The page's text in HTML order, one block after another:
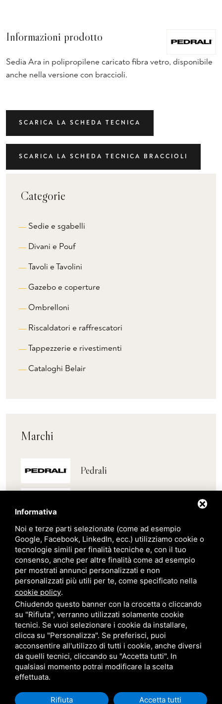
Informazioni prodotto
Sedia Ara in polipropilene caricato fibra vetro, disponibile
anche nella versione con braccioli.
SCARICA LA SCHEDA TECNICA
SCARICA LA SCHEDA TECNICA BRACCIOLI
Categorie
Sedie e sgabelli
Divani e Pouf
Tavoli e Tavolini
Gazebo e coperture
Ombrelloni
Riscaldatori e raffrescatori
Tappezzerie e rivestimenti
Cataloghi Belair
Marchi
Pedrali
Belair
Giardini Veneti
Giulio Barbieri
Trasporto e consegna in tutta
Informativa
Noi e terze parti selezionate (come ad esempio
Google, Facebook, LinkedIn, ecc.) utilizziamo cookie o
tecnologie simili per finalità tecniche e, con il tuo
consenso, anche per altre finalità come ad esempio
per mostrati annunci personalizzati e non
personalizzati più utili per te, come specificato nella
cookie policy.
Chiudendo questo banner con la crocetta o cliccando
su "Rifiuta", verranno utilizzati solamente cookie
tecnici. Se vuoi selezionare i cookie da installare,
clicca su "Personalizza". Se preferisci, puoi
acconsentire all'utilizzo di tutti i cookie, anche diversi
da quelli tecnici, cliccando su "Accetta tutti". In
qualsiasi momento potrai modificare la scelta
effettuata.
Rifiuta Accetta tutti